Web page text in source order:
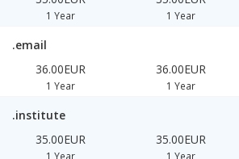
1 Year 1 Year
.email
36.00EUR
1 Year
36.00EUR
1 Year
.institute
35.00EUR
1 Year
35.00EUR
1 Year